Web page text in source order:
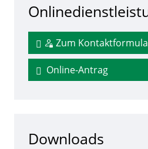
Zum
Online-Antrag
Downloads